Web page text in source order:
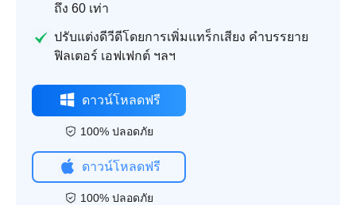
ถึง 60 เท่า
ปรับแต่งดีวีดีโดยการเพิ่มแทร็กเสียง คำบรรยาย
ฟิลเตอร์ เอฟเฟกต์ ฯลฯ
ดาวน์โหลดฟรี
100% ปลอดภัย
ดาวน์โหลดฟรี
100% ปลอดภัย